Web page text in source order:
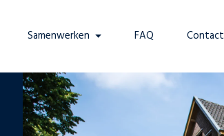
Samenwerken FAQ Contact